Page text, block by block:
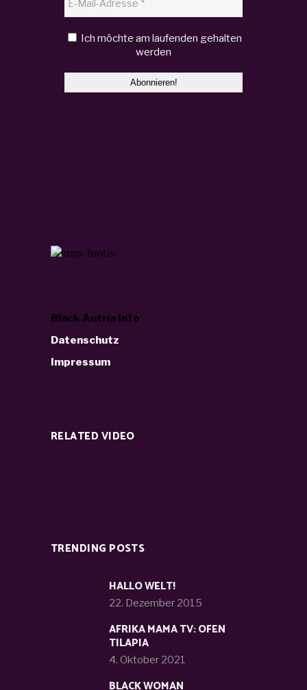
Ich möchte am laufenden gehalten
werden
Black Autria Info
Datenschutz
Impressum
RELATED VIDEO
TRENDING POSTS
HALLO WELT!
22. Dezember 2015
AFRIKA MAMA TV: OFEN
TILAPIA
4. Oktober 2021
BLACK WOMAN